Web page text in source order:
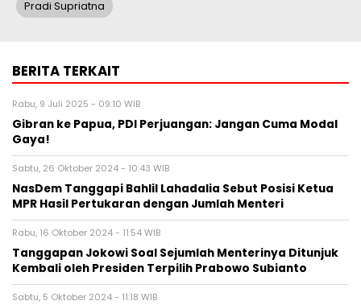
Pradi Supriatna
BERITA TERKAIT
Rabu, 9 Juli 2025 - 09:10 WIB
Gibran ke Papua, PDI Perjuangan: Jangan Cuma Modal
Gaya!
Sabtu, 26 Oktober 2024 - 10:43 WIB
NasDem Tanggapi Bahlil Lahadalia Sebut Posisi Ketua
MPR Hasil Pertukaran dengan Jumlah Menteri
Rabu, 16 Oktober 2024 - 11:54 WIB
Tanggapan Jokowi Soal Sejumlah Menterinya Ditunjuk
Kembali oleh Presiden Terpilih Prabowo Subianto
Sabtu, 5 Oktober 2024 - 11:18 WIB